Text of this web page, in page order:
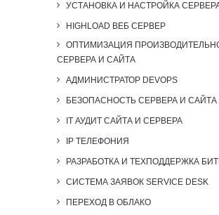
УСТАНОВКА И НАСТРОЙКА
HIGHLOAD ВЕБ СЕРВЕР
ОПТИМИЗАЦИЯ
СЕРВЕРА И САЙТА
АДМИНИСТРАТОР DEVOPS
БЕЗОПАСНОСТЬ СЕРВЕРА И САЙТА
IT АУДИТ САЙТА И СЕРВЕРА
IP ТЕЛЕФОНИЯ
РАЗРАБОТКА И ТЕХПОДДЕРЖКА
СИСТЕМА ЗАЯВОК SERVICE DESK
ПЕРЕХОД В ОБЛАКО